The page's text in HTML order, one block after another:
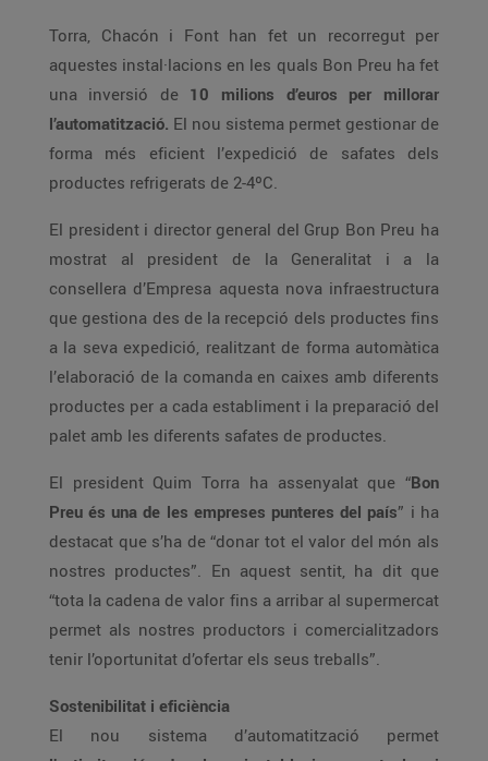
Torra, Chacón i Font han fet un recorregut per
aquestes instal·lacions en les quals Bon Preu ha fet
una inversió de 10 milions d’euros per millorar
l’automatització. El nou sistema permet gestionar de
forma més eficient l’expedició de safates dels
productes refrigerats de 2-4ºC.
El president i director general del Grup Bon Preu ha
mostrat al president de la Generalitat i a la
consellera d’Empresa aquesta nova infraestructura
que gestiona des de la recepció dels productes fins
a la seva expedició, realitzant de forma automàtica
l’elaboració de la comanda en caixes amb diferents
productes per a cada establiment i la preparació del
palet amb les diferents safates de productes.
El president Quim Torra ha assenyalat que “Bon
Preu és una de les empreses punteres del país” i ha
destacat que s’ha de “donar tot el valor del món als
nostres productes”. En aquest sentit, ha dit que
“tota la cadena de valor fins a arribar al supermercat
permet als nostres productors i comercialitzadors
tenir l’oportunitat d’ofertar els seus treballs”.
Sostenibilitat i eficiència
El nou sistema d’automatització permet